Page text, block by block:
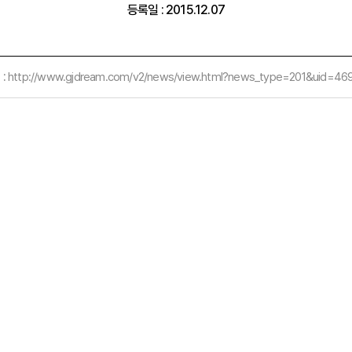
등록일 : 2015.12.07
:http://www.gjdream.com/v2/news/